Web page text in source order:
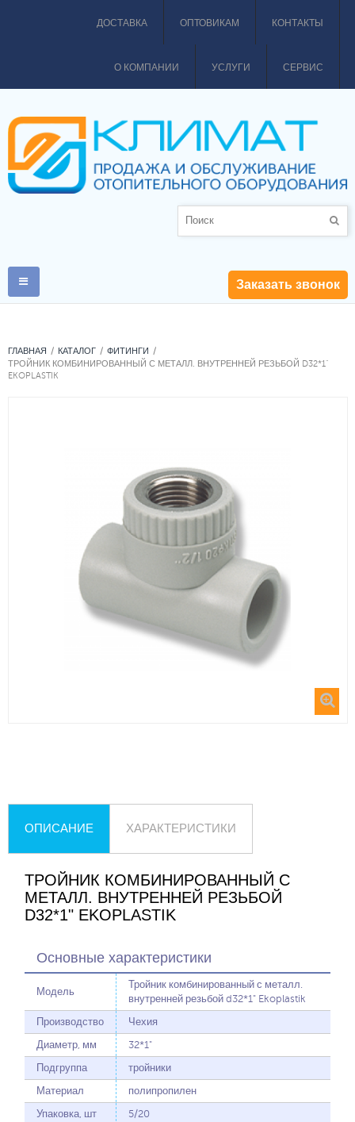
КОНТАКТЫ
ОПТОВИКАМ
ДОСТАВКА
СЕРВИС
УСЛУГИ
О КОМПАНИИ
Заказать звонок
ГЛАВНАЯ КАТАЛОГ
ФИТИНГИ
ТРОЙНИК КОМБИНИРОВАННЫЙ С МЕТАЛЛ. ВНУТРЕННЕЙ РЕЗЬБОЙ D32*1"
EKOPLASTIK
ОПИСАНИЕ ХАРАКТЕРИСТИКИ
ТРОЙНИК КОМБИНИРОВАННЫЙ С
МЕТАЛЛ. ВНУТРЕННЕЙ РЕЗЬБОЙ
D32*1" EKOPLASTIK
Основные характеристики
Модель
Тройник комбинированный с металл.
внутренней резьбой d32*1" Ekoplastik
Производство Чехия
Диаметр, мм 32*1"
Подгруппа тройники
Материал полипропилен
Упаковка, шт 5/20